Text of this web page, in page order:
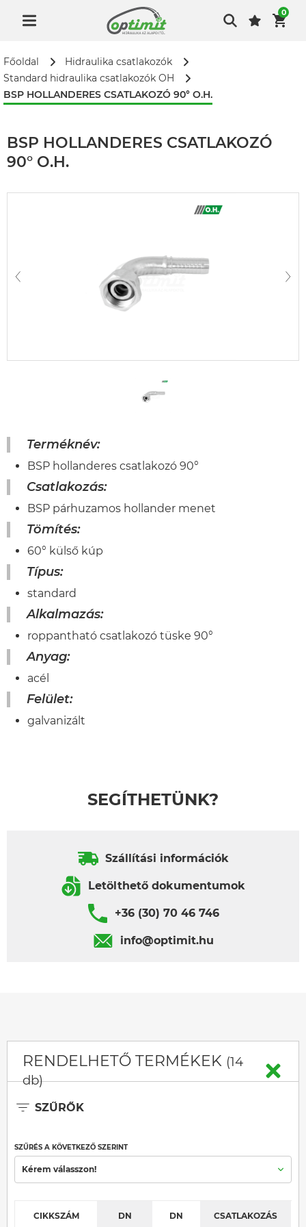
0
Főoldal
Hidraulika csatlakozók
Standard hidraulika csatlakozók OH
BSP HOLLANDERES CSATLAKOZÓ 90° O.H.
BSP HOLLANDERES CSATLAKOZÓ
90° O.H.
Terméknév:
BSP hollanderes csatlakozó 90°
Csatlakozás:
BSP párhuzamos hollander menet
Tömítés:
60° külső kúp
Típus:
standard
Alkalmazás:
roppantható csatlakozó tüske 90°
Anyag:
acél
Felület:
galvanizált
SEGÍTHETÜNK?
Szállítási információk
Letölthető dokumentumok
+36 (30) 70 46 746
info@optimit.hu
RENDELHETŐ TERMÉKEK (14
db)
SZŰRŐK
SZŰRÉS A KÖVETKEZŐ SZERINT
Kérem válasszon!
CIKKSZÁM DN DN CSATLAKOZÁS